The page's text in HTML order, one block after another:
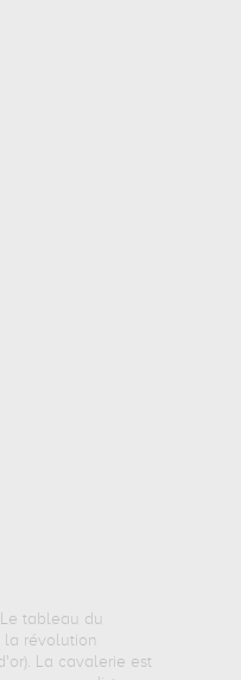
tableau du
révolution
La cavalerie est